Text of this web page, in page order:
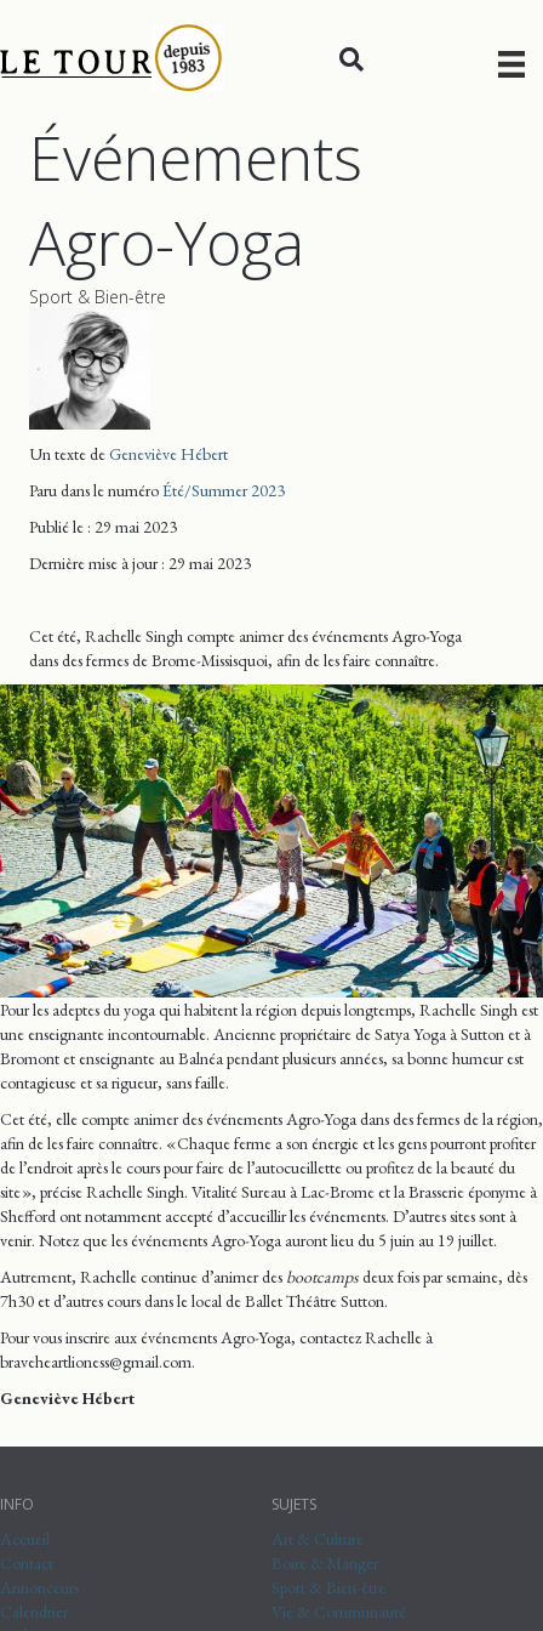
Événements
Agro-Yoga
Sport & Bien-être
Un texte deGeneviève Hébert
Paru dans le numéroÉté/Summer 2023
Publié le : 29 mai 2023
Dernière mise à jour: 29 mai 2023
Cet été, Rachelle Singh compte animer des événements Agro-Yoga
dans des fermes de Brome-Missisquoi, afin de les faire connaître.
Pour les adeptes du yoga qui habitent la région depuis longtemps, Rachelle Singh est
une enseignante incontournable. Ancienne propriétaire de Satya Yoga à Sutton et à
Bromont et enseignante au Balnéa pendant plusieurs années, sa bonne humeur est
contagieuse et sa rigueur, sans faille.
Cet été, elle compte animer des événements Agro-Yoga dans des fermes de la région,
afin de les faire connaître. « Chaque ferme a son énergie et les gens pourront profiter
de l’endroit après le cours pour faire de l’autocueillette ou profitez de la beauté du
site », précise Rachelle Singh. Vitalité Sureau à Lac-Brome et la Brasserie éponyme à
Shefford ont notamment accepté d’accueillir les événements. D’autres sites sont à
venir. Notez que les événements Agro-Yoga auront lieu du 5 juin au 19 juillet.
Autrement, Rachelle continue d’animer des bootcampsdeux fois par semaine, dès
7h30 et d’autres cours dans le local de Ballet Théâtre Sutton.
Pour vous inscrire aux événements Agro-Yoga, contactez Rachelle à
braveheartlioness@gmail.com.
Geneviève Hébert
INFO
Accueil
Contact
Annonceurs
Calendrier
SUJETS
Art & Culture
Boire & Manger
Sport & Bien-être
Vie & Communauté